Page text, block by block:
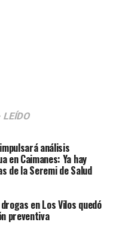
LEÍDO
análisis
en Caimanes: Ya hay
de la Seremi de Salud
en Los Vilos quedó
preventiva